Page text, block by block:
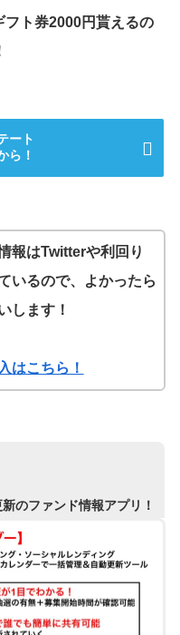
ト券2000円貰えるの
ート
ら！
報はTwitterや利回り
いるので、よかったら
します！
はこちら！
のファンド情報アプリ！